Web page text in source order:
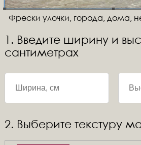
Фрески улочки, города, дома,
1. Введите ширину и
сантиметрах
2. Выберите текстуру